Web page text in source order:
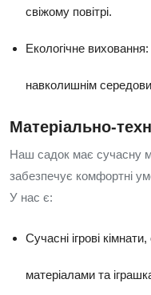
свіжому повітрі.
Екологічне
навколишнім
Матеріально-
Наш садок має сучасну
забезпечує комфортні
У нас є:
Сучасні ігрові
матеріалами та